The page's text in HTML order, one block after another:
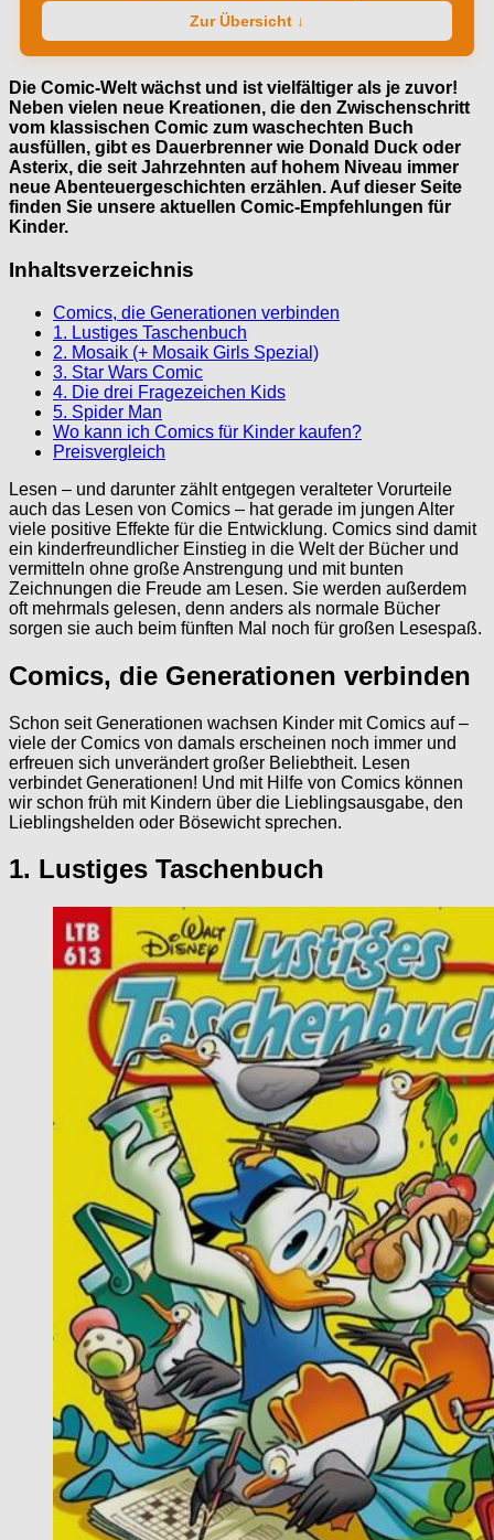
Zur Übersicht ↓
Die Comic-Welt wächst und ist vielfältiger als je zuvor!
Neben vielen neue Kreationen, die den Zwischenschritt
vom klassischen Comic zum waschechten Buch
ausfüllen, gibt es Dauerbrenner wie Donald Duck oder
Asterix, die seit Jahrzehnten auf hohem Niveau immer
neue Abenteuergeschichten erzählen. Auf dieser Seite
finden Sie unsere aktuellen Comic-Empfehlungen für
Kinder.
Inhaltsverzeichnis
Comics, die Generationen verbinden
1. Lustiges Taschenbuch
2. Mosaik (+ Mosaik Girls Spezial)
3. Star Wars Comic
4. Die drei Fragezeichen Kids
5. Spider Man
Wo kann ich Comics für Kinder kaufen?
Preisvergleich
Lesen – und darunter zählt entgegen veralteter Vorurteile
auch das Lesen von Comics – hat gerade im jungen Alter
viele positive Effekte für die Entwicklung. Comics sind damit
ein kinderfreundlicher Einstieg in die Welt der Bücher und
vermitteln ohne große Anstrengung und mit bunten
Zeichnungen die Freude am Lesen. Sie werden außerdem
oft mehrmals gelesen, denn anders als normale Bücher
sorgen sie auch beim fünften Mal noch für großen Lesespaß.
Comics, die Generationen verbinden
Schon seit Generationen wachsen Kinder mit Comics auf –
viele der Comics von damals erscheinen noch immer und
erfreuen sich unverändert großer Beliebtheit. Lesen
verbindet Generationen! Und mit Hilfe von Comics können
wir schon früh mit Kindern über die Lieblingsausgabe, den
Lieblingshelden oder Bösewicht sprechen.
1. Lustiges Taschenbuch